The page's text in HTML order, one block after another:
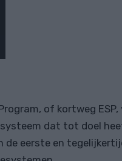
of kortweg
dat tot doel
de eerste en